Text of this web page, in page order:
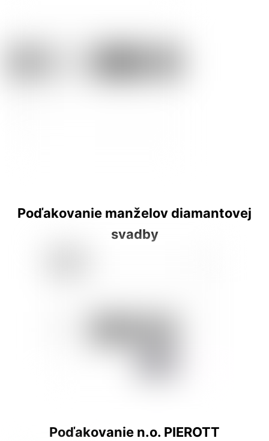
Poďakovanie manželov diamantovej
svadby
Poďakovanie n.o. PIEROTT